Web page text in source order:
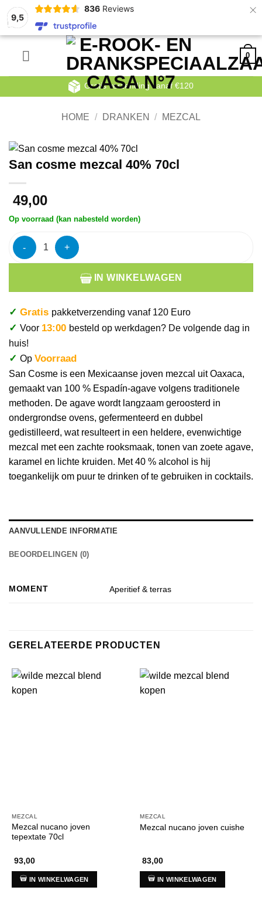
9,5
836 Reviews ×
0
Gratis verzending vanaf €120
HOME / DRANKEN / MEZCAL
San cosme mezcal 40% 70cl
49,00
Op voorraad (kan nabesteld worden)
San cosme mezcal 40% 70cl aantal
IN WINKELWAGEN
✓ Gratis pakketverzending vanaf 120 Euro
✓ Voor 13:00 besteld op werkdagen? De volgende dag in
huis!
✓ Op Voorraad
San Cosme is een Mexicaanse joven mezcal uit Oaxaca,
gemaakt van 100 % Espadín-agave volgens traditionele
methoden. De agave wordt langzaam geroosterd in
ondergrondse ovens, gefermenteerd en dubbel
gedistilleerd, wat resulteert in een heldere, evenwichtige
mezcal met een zachte rooksmaak, tonen van zoete agave,
karamel en lichte kruiden. Met 40 % alcohol is hij
toegankelijk om puur te drinken of te gebruiken in cocktails.
AANVULLENDE INFORMATIE
BEOORDELINGEN (0)
MOMENT Aperitief & terras
GERELATEERDE PRODUCTEN
MEZCAL
Mezcal nucano joven
tepextate 70cl
93,00
IN WINKELWAGEN
MEZCAL
Mezcal nucano joven cuishe
83,00
IN WINKELWAGEN